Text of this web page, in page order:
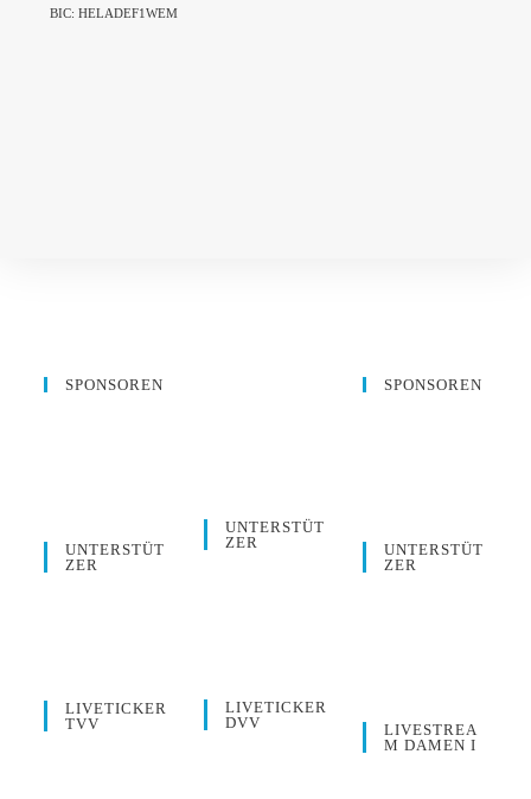
BIC: HELADEF1WEM
SPONSOREN
UNTERSTÜT
ZER
LIVETICKER
TVV
UNTERSTÜT
ZER
LIVETICKER
DVV
SPONSOREN
UNTERSTÜT
ZER
LIVESTREA
M DAMEN I